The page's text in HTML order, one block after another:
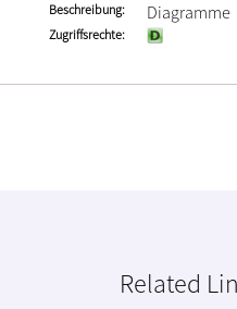
Beschreibung Diagramme
Zugriffsrechte
Related